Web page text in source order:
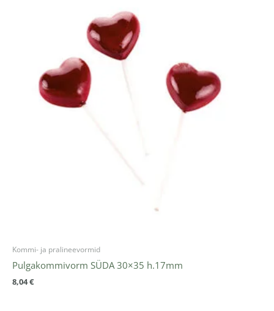
Kommi- ja pralineevormid
Pulgakommivorm SÜDA 30×35 h.17mm
8,04€